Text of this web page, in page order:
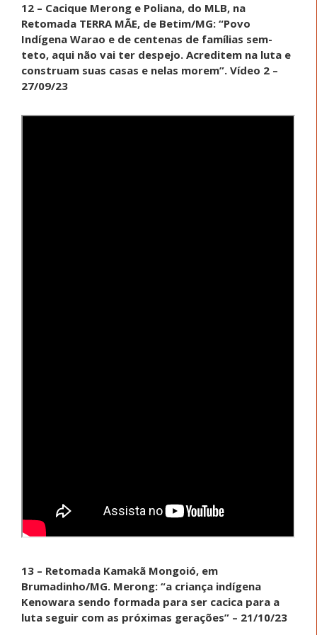
12 – Cacique Merong e Poliana, do MLB, na
Retomada TERRA MÃE, de Betim/MG: “Povo
Indígena Warao e de centenas de famílias sem-
teto, aqui não vai ter despejo. Acreditem na luta e
construam suas casas e nelas morem”. Vídeo 2 –
27/09/23
13 – Retomada Kamakã Mongoió, em
Brumadinho/MG. Merong: “a criança indígena
Kenowara sendo formada para ser cacica para a
luta seguir com as próximas gerações” – 21/10/23